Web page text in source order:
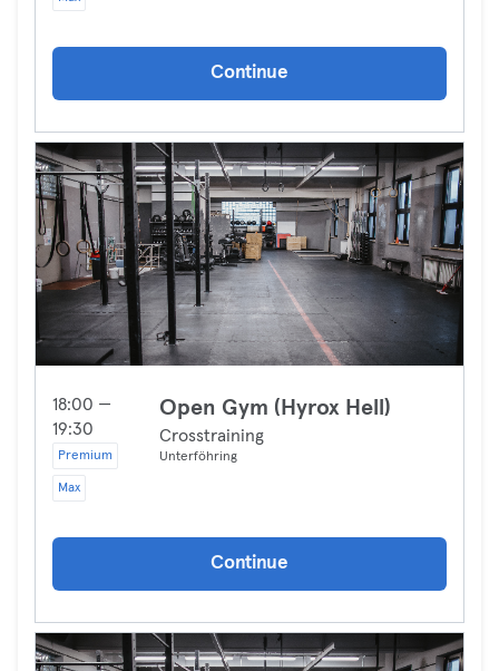
Continue
18:00 —
19:30
Premium
Max
Open Gym (Hyrox Hell)
Crosstraining
Unterföhring
Continue